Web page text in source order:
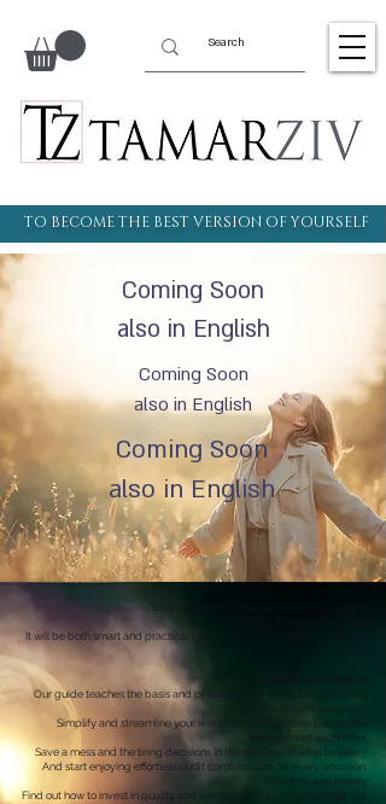
TO BECOME THE BEST VERSION OF YOURSELF
Coming Soon
also in English
Coming Soon
also in English
Coming Soon
also in English
It will be both smart and practical for you, and will be used for different
Our guide teaches the basis and principles of a smart, functional and
Simplify and streamline your wardrobe with timeless pieces that
complement each other.
Save a mess and the tiring decisions in the morning of what to wear -
And start enjoying effortless outfit combinations for every occasion.
Save time and money
Find out how to invest in quality and versatile clothes that stand the test